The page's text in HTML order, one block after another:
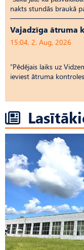
nakts stundās braukā
Vajadzīga ātruma
15:04, 2. Aug, 2026
“Pēdējais laiks uz
ieviest ātruma